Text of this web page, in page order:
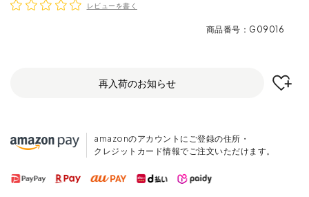
レビューを書く
商品番号 G09016
再入荷のお知らせ
amazonのアカウントにご登録の住所・
クレジットカード情報でご注文いただけます。